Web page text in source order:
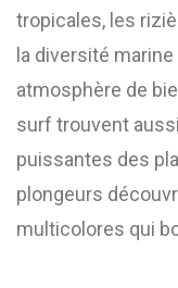
tropicales, les
la diversité
atmosphère de
surf trouvent
puissantes des
plongeurs
multicolores qui